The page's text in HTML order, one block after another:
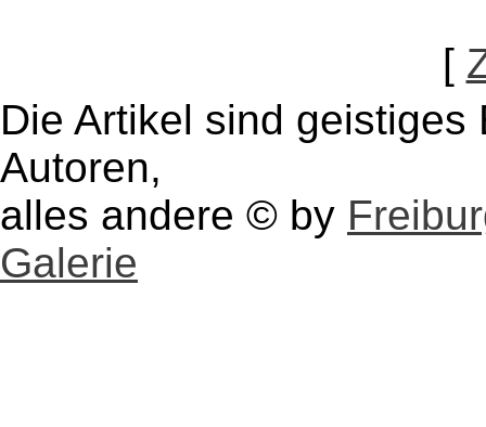
[
Die Artikel sind
Autoren,
alles andere © by
Galerie